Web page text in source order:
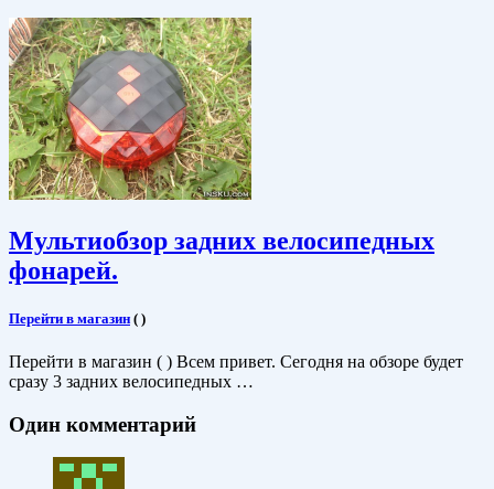
Мультиобзор задних велосипедных
фонарей.
Перейти в магазин ( )
Перейти в магазин ( ) Всем привет. Сегодня на обзоре будет
сразу 3 задних велосипедных …
Один комментарий